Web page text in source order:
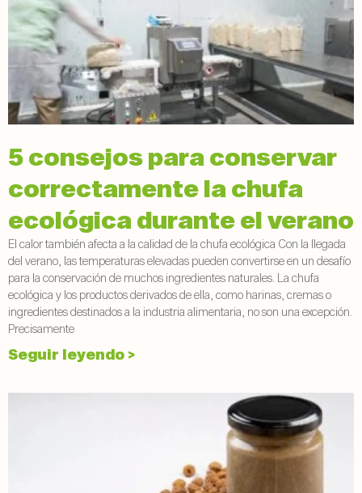
5 consejos para conservar
correctamente la chufa
ecológica durante el verano
El calor también afecta a la calidad de la chufa ecológica Con la llegada
del verano, las temperaturas elevadas pueden convertirse en un desafío
para la conservación de muchos ingredientes naturales. La chufa
ecológica y los productos derivados de ella, como harinas, cremas o
ingredientes destinados a la industria alimentaria, no son una excepción.
Precisamente
Seguir leyendo >